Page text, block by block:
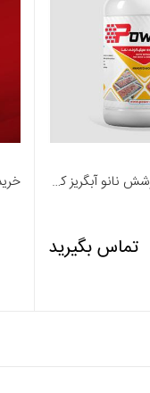
خرید 1 لیتری پوشش نانو آبگریز کننده N-01 - پاورمیکس
تماس بگیرید